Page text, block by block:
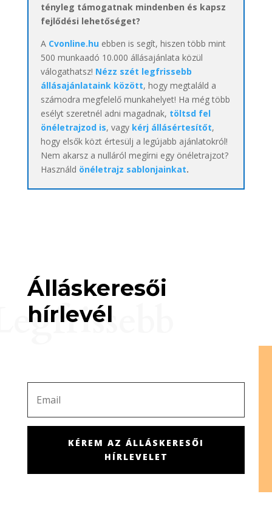
tényleg támogatnak mindenben és kapsz
fejlődési lehetőséget?
A Cvonline.huebben is segít, hiszen több mint
500 munkaadó 10.000 állásajánlata közül
válogathatsz! Nézz szét legfrissebb
állásajánlataink között, hogy megtaláld a
számodra megfelelő munkahelyet! Ha még több
esélyt szeretnél adni magadnak, töltsd fel
önéletrajzod is, vagy kérj állásértesítőt,
hogy elsők közt értesülj a legújabb ajánlatokról!
Nem akarsz a nulláról megírni egy önéletrajzot?
Használd önéletrajz sablonjainkat.
Álláskeresői
hírlevél
KÉREM AZ ÁLLÁSKERESŐI
HÍRLEVELET